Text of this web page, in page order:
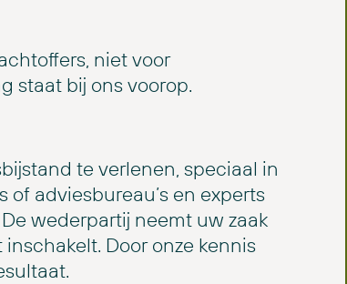
niet voor
staat bij ons voorop.
te verlenen, speciaal in
adviesbureau’s en experts
wederpartij neemt uw zaak
Door onze kennis